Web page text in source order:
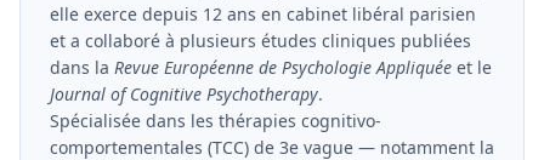
elle exerce depuis 12 ans en cabinet libéral parisien
et a collaboré à plusieurs études cliniques publiées
dans la Revue Européenne de Psychologie Appliquée et le
Journal of Cognitive Psychotherapy.
Spécialisée dans les thérapies cognitivo-
comportementales (TCC) de 3e vague — notamment la